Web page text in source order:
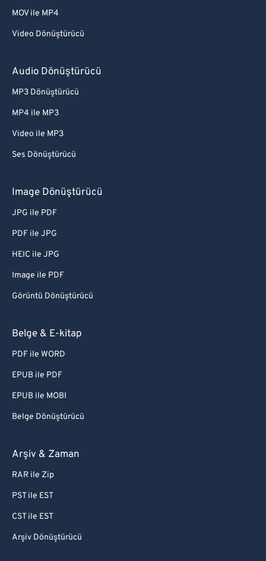
MOV ile MP4
Video Dönüştürücü
Audio Dönüştürücü
MP3 Dönüştürücü
MP4 ile MP3
Video ile MP3
Ses Dönüştürücü
Image Dönüştürücü
JPG ile PDF
PDF ile JPG
HEIC ile JPG
Image ile PDF
Görüntü Dönüştürücü
Belge & E-kitap
PDF ile WORD
EPUB ile PDF
EPUB ile MOBI
Belge Dönüştürücü
Arşiv & Zaman
RAR ile Zip
PST ile EST
CST ile EST
Arşiv Dönüştürücü